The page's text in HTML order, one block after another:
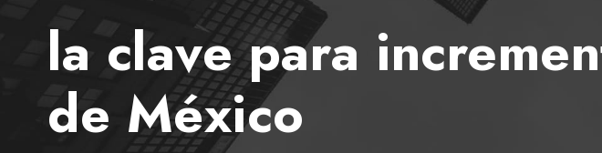
la clave para
de México